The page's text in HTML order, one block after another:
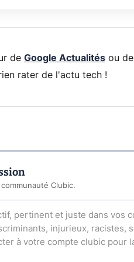
de Google Actualitésou de
rater de l'actu tech !
Clubic.